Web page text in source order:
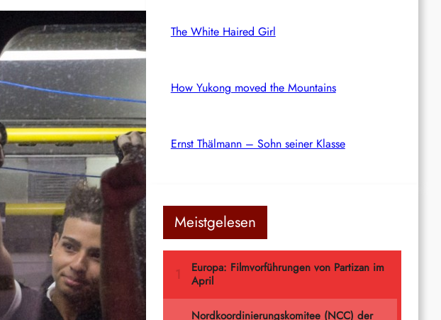
The White Haired Girl
How Yukong moved the Mountains
Ernst Thälmann – Sohn seiner Klasse
Meistgelesen